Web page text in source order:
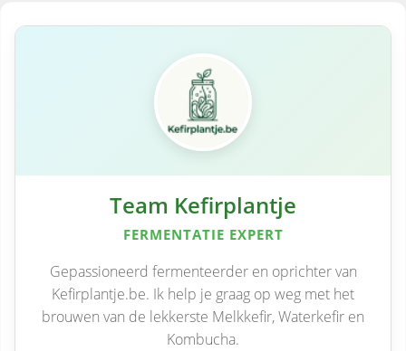
Team Kefirplantje
FERMENTATIE EXPERT
Gepassioneerd fermenteerder en oprichter van
Kefirplantje.be. Ik help je graag op weg met het
brouwen van de lekkerste Melkkefir, Waterkefir en
Kombucha.